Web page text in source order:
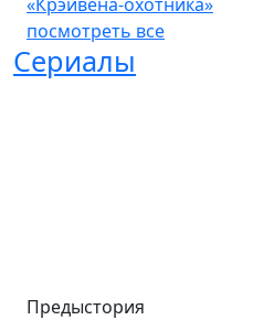
посмотреть все
Сериалы
Предыстория